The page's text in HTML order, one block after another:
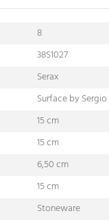
8
38S1027
Serax
Surface by
15 cm
15 cm
6,50 cm
15 cm
Stoneware